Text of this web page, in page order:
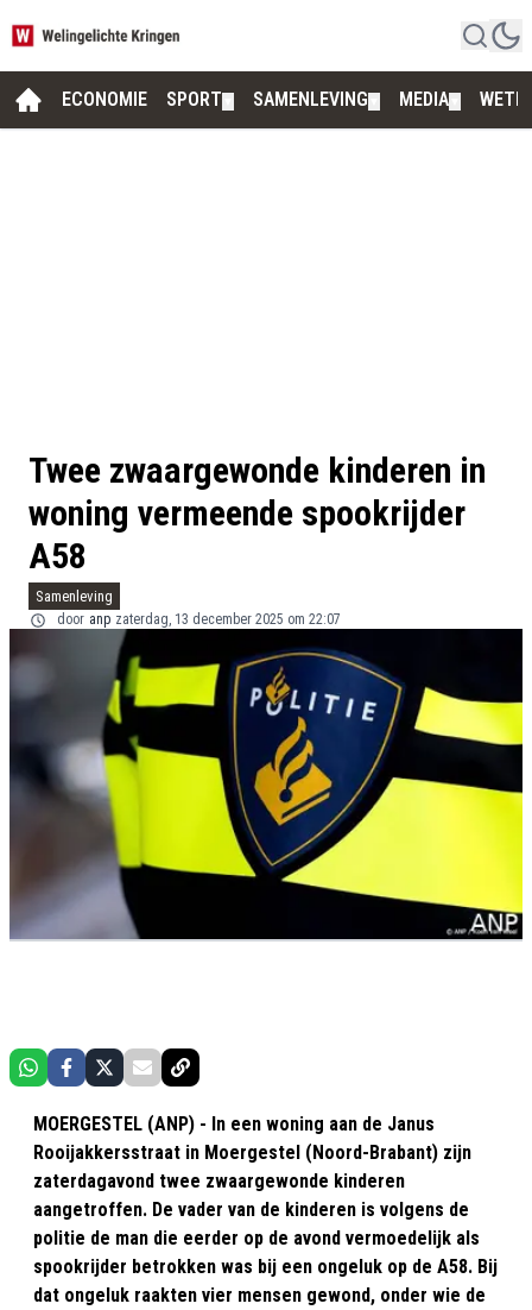
ECONOMIE SPORT SAMENLEVING MEDIA
Twee zwaargewonde kinderen in
woning vermeende spookrijder
A58
Samenleving
door anp zaterdag, 13 december 2025 om 22:07
MOERGESTEL (ANP) - In een woning aan de Janus
Rooijakkersstraat in Moergestel (Noord-Brabant) zijn
zaterdagavond twee zwaargewonde kinderen
aangetroffen. De vader van de kinderen is volgens de
politie de man die eerder op de avond vermoedelijk als
spookrijder betrokken was bij een ongeluk op de A58. Bij
dat ongeluk raakten vier mensen gewond, onder wie de